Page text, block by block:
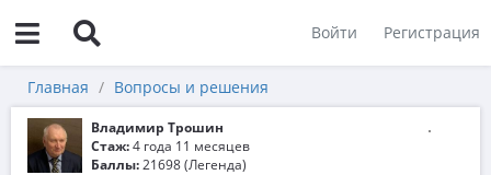
Войти Регистрация
Главная Вопросы и решения
Владимир Трошин
Стаж:4 года 11 месяцев
Баллы:21698 (Легенда)